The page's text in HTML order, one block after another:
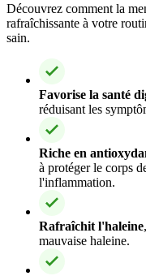
Découvrez comment la
rafraîchissante à votre
sain.
Favorise la santé
réduisant les
Riche en
à protéger le corps
l'inflammation.
Rafraîchit l'haleine
mauvaise haleine.